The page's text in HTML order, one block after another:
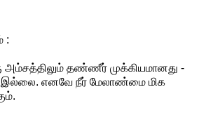
:
தண்ணீர் முக்கியமானது -
இல்லை. எனவே நீர் மேலாண்மை மிக